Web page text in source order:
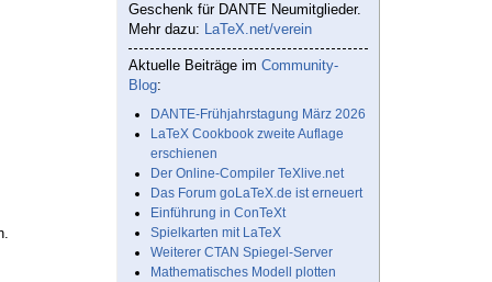
Geschenk für DANTE Neumitglieder.
Mehr dazu: LaTeX.net/verein
Aktuelle Beiträge im Community-
Blog:
DANTE-Frühjahrstagung März 2026
LaTeX Cookbook zweite Auflage
erschienen
Der Online-Compiler TeXlive.net
Das Forum goLaTeX.de ist erneuert
Einführung in ConTeXt
Spielkarten mit LaTeX
Weiterer CTAN Spiegel-Server
Mathematisches Modell plotten